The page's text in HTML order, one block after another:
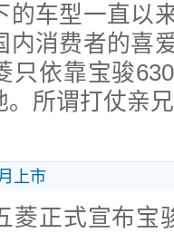
的车型一直以
内消费者的喜
只依靠宝骏
。所谓打仗亲
上市
菱正式宣布宝